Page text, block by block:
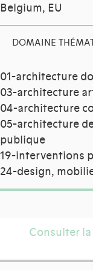
Belgium, EU
DOMAINE
01-architecture
03-architecture
04-architecture
05-architecture
publique
19-interventions
24-design,
Consulter